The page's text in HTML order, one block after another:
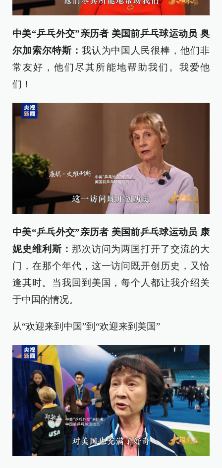
中美“乒乓外交”亲历者 美国前乒乓球运动员 奥
尔加索尔特斯： 我认为中国人民很棒，他们非
常友好，他们尽其所能地帮助我们。我爱他
们！
中美“乒乓外交”亲历者 美国前乒乓球运动员 康
妮史维利斯： 那次访问为两国打开了交流的大
门，在那个年代，这一访问既开创历史，又恰
逢其时。当我回到美国，每个人都让我介绍关
于中国的情况。
从“欢迎来到中国”到“欢迎来到美国”